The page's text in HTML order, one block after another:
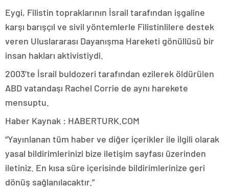
Eygi, Filistin topraklarının İsrail tarafından işgaline
karşı barışçıl ve sivil yöntemlerle Filistinlilere destek
veren Uluslararası Dayanışma Hareketi gönüllüsü bir
insan hakları aktivistiydi.
2003’te İsrail buldozeri tarafından ezilerek öldürülen
ABD vatandaşı Rachel Corrie de aynı harekete
mensuptu.
Haber Kaynak : HABERTURK.COM
“Yayınlanan tüm haber ve diğer içerikler ile ilgili olarak
yasal bildirimlerinizi bize iletişim sayfası üzerinden
iletiniz. En kısa süre içerisinde bildirimlerinize geri
dönüş sağlanılacaktır.”